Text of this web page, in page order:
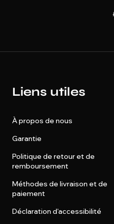
Liens utiles
À propos de nous
Garantie
Politique de retour et de
remboursement
Méthodes de livraison et de
paiement
Déclaration d'accessibilité